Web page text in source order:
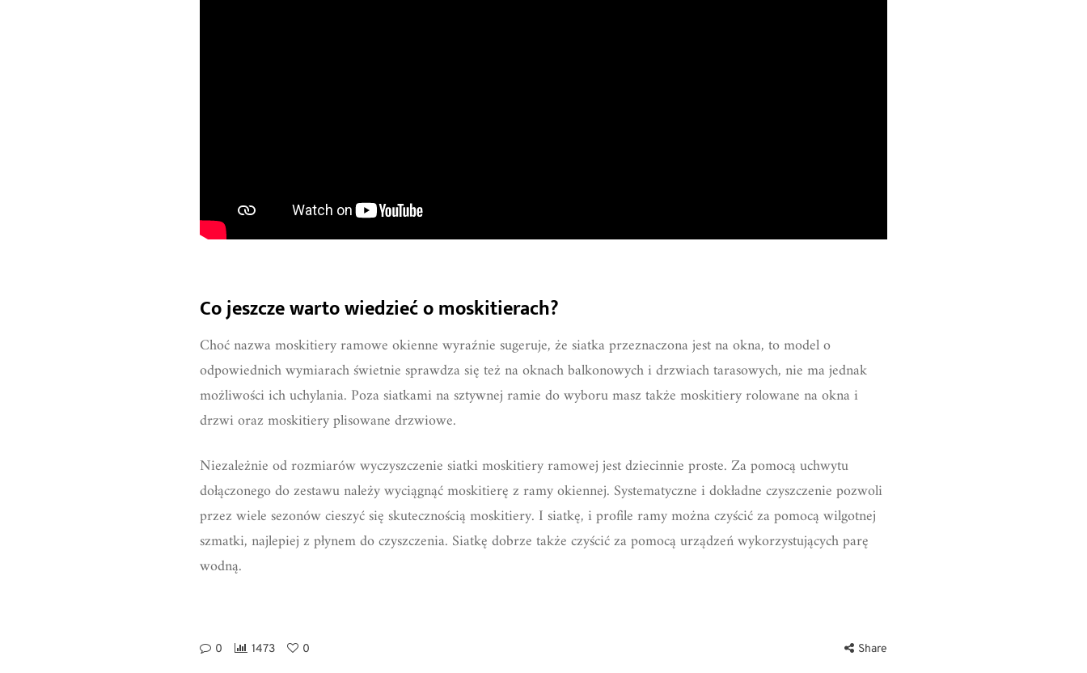
Co jeszcze warto wiedzieć o moskitierach?
Choć nazwa moskitiery ramowe okienne wyraźnie sugeruje, że siatka przeznaczona jest na okna, to model o
odpowiednich wymiarach świetnie sprawdza się też na oknach balkonowych i drzwiach tarasowych, nie ma jednak
możliwości ich uchylania. Poza siatkami na sztywnej ramie do wyboru masz także moskitiery rolowane na okna i
drzwi oraz moskitiery plisowane drzwiowe.
Niezależnie od rozmiarów wyczyszczenie siatki moskitiery ramowej jest dziecinnie proste. Za pomocą uchwytu
dołączonego do zestawu należy wyciągnąć moskitierę z ramy okiennej. Systematyczne i dokładne czyszczenie pozwoli
przez wiele sezonów cieszyć się skutecznością moskitiery. I siatkę, i profile ramy można czyścić za pomocą wilgotnej
szmatki, najlepiej z płynem do czyszczenia. Siatkę dobrze także czyścić za pomocą urządzeń wykorzystujących parę
wodną.
0 1473 0 Share